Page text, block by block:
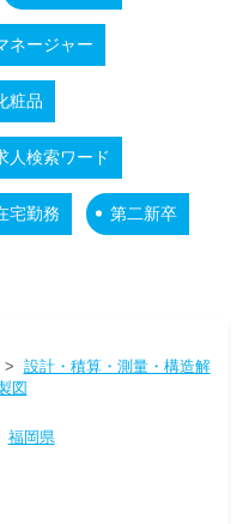
ネージャー
粧品
人検索ワード
宅勤務 第二新卒
> 設計・積算・測量・構造解
図
福岡県